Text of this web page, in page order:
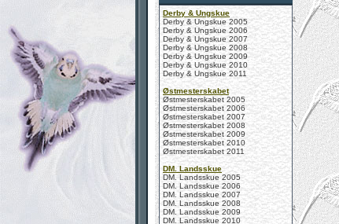
Derby & Ungskue
Derby & Ungskue 2005
Derby & Ungskue 2006
Derby & Ungskue 2007
Derby & Ungskue 2008
Derby & Ungskue 2009
Derby & Ungskue 2010
Derby & Ungskue 2011
Østmesterskabet
Østmesterskabet 2005
Østmesterskabet 2006
Østmesterskabet 2007
Østmesterskabet 2008
Østmesterskabet 2009
Østmesterskabet 2010
Østmesterskabet 2011
DM. Landsskue
DM. Landsskue 2005
DM. Landsskue 2006
DM. Landsskue 2007
DM. Landsskue 2008
DM. Landsskue 2009
DM. Landsskue 2010